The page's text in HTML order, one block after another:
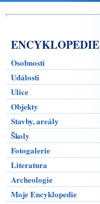
ENCYKLOPEDIE
Osobnosti
Události
Ulice
Objekty
Stavby, areály
Školy
Fotogalerie
Literatura
Archeologie
Moje Encyklopedie